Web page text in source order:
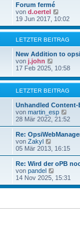
B
e
t
r
a
g
r
e
i
g
Forum fermé
von d.oertel
e
u
e
s
t
e
B
i
t
a
g
19 Jun 2017, 10:02
LETZTER BEITRAG
New Addition to
von j.john
e
e
s
e
r
B
e
t
r
a
g
17 Feb 2025, 10:58
LETZTER BEITRAG
Unhandled
von martin_esp
e
u
e
t
B
e
i
t
g
28 Mär 2022, 21:52
Re:
von Zakyl
e
u
e
s
t
e
r
i
05 Mär 2013, 16:15
Re: Wird der oPB
von pandel
e
u
14 Nov 2025, 15:31